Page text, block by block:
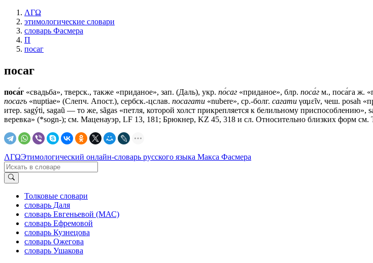
ΛΓΩ
этимологические словари
словарь Фасмера
П
посаг
посаг
поса́г «свадьба», тверск., также «приданое», зап. (Даль), укр. по́саг «приданое», блр. поса́г м., поса́га ж.
посагъ «nuptiae» (Слепч. Апост.), сербск.-цслав. посагати «nubere», ср.-болг. сагати γαμεῖν, чеш. роsаh
итер. sagýti, sagaũ — то же, sãgas «петля, которой холст прикрепляется к белильному приспособлению»,
веревка» (*sogn-); см. Маценауэр, LF 13, 181; Брюкнер, KZ 45, 318 и сл. Относительно близких форм
ΛΓΩЭтимологический онлайн-словарь русского языка Макса Фасмера
Толковые словари
словарь Даля
словарь Евгеньевой (МАС)
словарь Ефремовой
словарь Кузнецова
словарь Ожегова
словарь Ушакова